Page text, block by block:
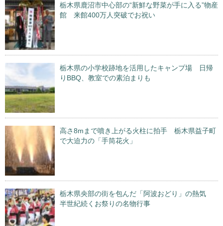
栃木県鹿沼市中心部の“新鮮な野菜が手に入る”物産
館 来館400万人突破でお祝い
栃木県の小学校跡地を活用したキャンプ場 日帰
りBBQ、教室での素泊まりも
高さ8mまで噴き上がる火柱に拍手 栃木県益子町
で大迫力の「手筒花火」
栃木県央部の街を包んだ「阿波おどり」の熱気
半世紀続くお祭りの名物行事